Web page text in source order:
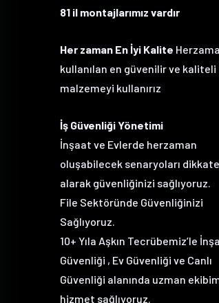
81 il montajlarımız vardır
Her zaman En İyi Kalite
kullanılan en güvenilir ve kaliteli
malzemeyi kullanırız
İş Güvenliği Yönetimi
İnşaat ve Evlerde herzaman
oluşabilecek senaryoları dikkate
alarak güvenliğinizi sağlıyoruz.
File Sektöründe Güvenliğinizi
Sağlıyoruz.
10+ Yıla Aşkın Tecrübemiz’le
Güvenliği , Ev Güvenliği ve Canlı
Güvenliği alanında uzman
hizmet sağlıyoruz.